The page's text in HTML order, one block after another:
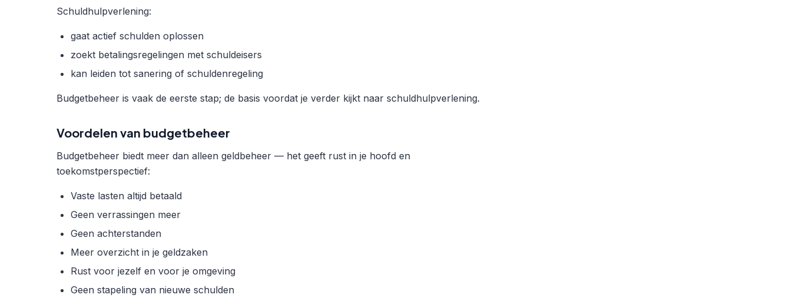
Schuldhulpverlening:
gaat actief schulden oplossen
zoekt betalingsregelingen met schuldeisers
kan leiden tot sanering of schuldenregeling
Budgetbeheer is vaak de eerste stap; de basis voordat je verder kijkt naar schuldhulpverlening.
Voordelen van budgetbeheer
Budgetbeheer biedt meer dan alleen geldbeheer — het geeft rust in je hoofd en
toekomstperspectief:
Vaste lasten altijd betaald
Geen verrassingen meer
Geen achterstanden
Meer overzicht in je geldzaken
Rust voor jezelf en voor je omgeving
Geen stapeling van nieuwe schulden